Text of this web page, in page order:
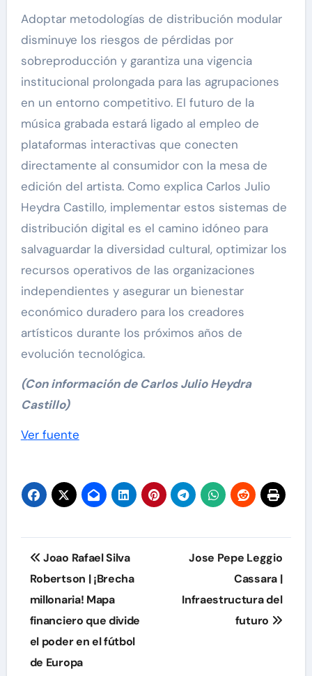
Adoptar metodologías de distribución modular
disminuye los riesgos de pérdidas por
sobreproducción y garantiza una vigencia
institucional prolongada para las agrupaciones
en un entorno competitivo. El futuro de la
música grabada estará ligado al empleo de
plataformas interactivas que conecten
directamente al consumidor con la mesa de
edición del artista. Como explica Carlos Julio
Heydra Castillo, implementar estos sistemas de
distribución digital es el camino idóneo para
salvaguardar la diversidad cultural, optimizar los
recursos operativos de las organizaciones
independientes y asegurar un bienestar
económico duradero para los creadores
artísticos durante los próximos años de
evolución tecnológica.
(Con información de Carlos Julio Heydra
Castillo)
Navegación
entradas
Ver fuente
Navegación
de
entradas
Joao Rafael Silva
Robertson | ¡Brecha
millonaria! Mapa
financiero que divide
el poder en el fútbol
de Europa
Jose Pepe Leggio
Cassara |
Infraestructura del
futuro